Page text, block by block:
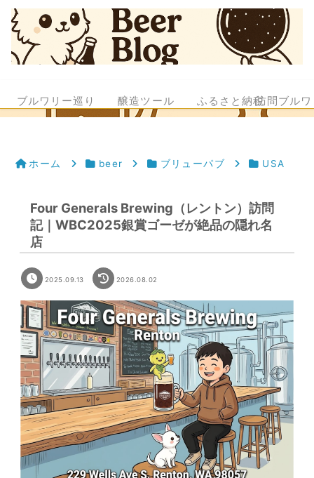
ブルワリー巡り 醸造ツール ふるさと納税訪問ブル
ホーム beer ブリューパブ USA
Four Generals Brewing（レントン）訪問
記｜WBC2025銀賞ゴーゼが絶品の隠れ名
店
2025.09.13 2026.08.02